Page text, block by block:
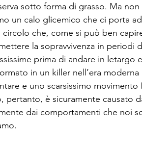
sotto forma di grasso. Ma
un calo glicemico che ci porta
che, come si può ben
la sopravvivenza in periodi
prima di andare in letargo
in un killer nell’era
e uno scarsissimo movimento
pertanto, è sicuramente causato
dai comportamenti che noi